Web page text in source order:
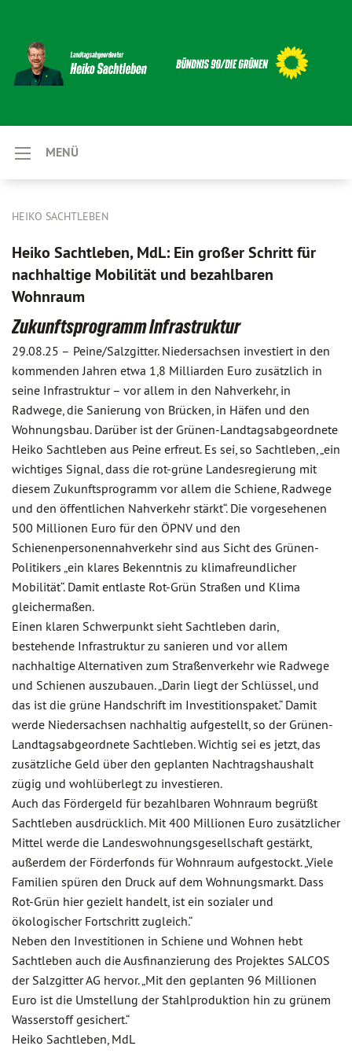
MENÜ
HEIKO SACHTLEBEN
Heiko Sachtleben, MdL: Ein großer Schritt für
nachhaltige Mobilität und bezahlbaren
Wohnraum
Zukunftsprogramm Infrastruktur
29.08.25 – Peine/Salzgitter. Niedersachsen investiert in den
kommenden Jahren etwa 1,8 Milliarden Euro zusätzlich in
seine Infrastruktur – vor allem in den Nahverkehr, in
Radwege, die Sanierung von Brücken, in Häfen und den
Wohnungsbau. Darüber ist der Grünen-Landtagsabgeordnete
Heiko Sachtleben aus Peine erfreut. Es sei, so Sachtleben, „ein
wichtiges Signal, dass die rot-grüne Landesregierung mit
diesem Zukunftsprogramm vor allem die Schiene, Radwege
und den öffentlichen Nahverkehr stärkt“. Die vorgesehenen
500 Millionen Euro für den ÖPNV und den
Schienenpersonennahverkehr sind aus Sicht des Grünen-
Politikers „ein klares Bekenntnis zu klimafreundlicher
Mobilität“. Damit entlaste Rot-Grün Straßen und Klima
gleichermaßen.
Einen klaren Schwerpunkt sieht Sachtleben darin,
bestehende Infrastruktur zu sanieren und vor allem
nachhaltige Alternativen zum Straßenverkehr wie Radwege
und Schienen auszubauen. „Darin liegt der Schlüssel, und
das ist die grüne Handschrift im Investitionspaket.“ Damit
werde Niedersachsen nachhaltig aufgestellt, so der Grünen-
Landtagsabgeordnete Sachtleben. Wichtig sei es jetzt, das
zusätzliche Geld über den geplanten Nachtragshaushalt
zügig und wohlüberlegt zu investieren.
Auch das Fördergeld für bezahlbaren Wohnraum begrüßt
Sachtleben ausdrücklich. Mit 400 Millionen Euro zusätzlicher
Mittel werde die Landeswohnungsgesellschaft gestärkt,
außerdem der Förderfonds für Wohnraum aufgestockt. „Viele
Familien spüren den Druck auf dem Wohnungsmarkt. Dass
Rot-Grün hier gezielt handelt, ist ein sozialer und
ökologischer Fortschritt zugleich.“
Neben den Investitionen in Schiene und Wohnen hebt
Sachtleben auch die Ausfinanzierung des Projektes SALCOS
der Salzgitter AG hervor. „Mit den geplanten 96 Millionen
Euro ist die Umstellung der Stahlproduktion hin zu grünem
Wasserstoff gesichert.“
Heiko Sachtleben, MdL